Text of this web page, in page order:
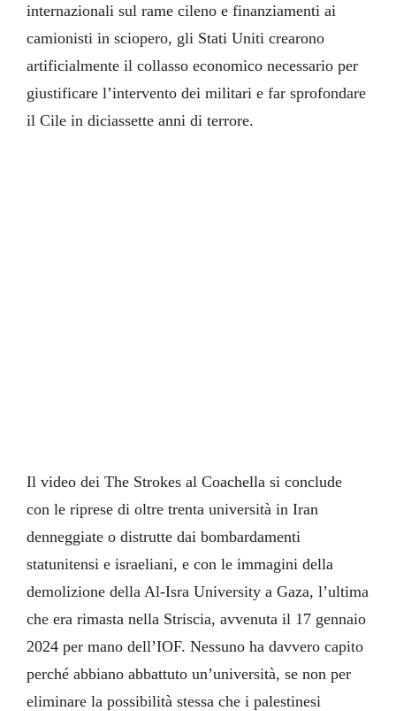
internazionali sul rame cileno e finanziamenti ai
camionisti in sciopero, gli Stati Uniti crearono
artificialmente il collasso economico necessario per
giustificare l’intervento dei militari e far sprofondare
il Cile in diciassette anni di terrore.
Il video dei The Strokes al Coachella si conclude
con le riprese di oltre trenta università in Iran
denneggiate o distrutte dai bombardamenti
statunitensi e israeliani, e con le immagini della
demolizione della Al-Isra University a Gaza, l’ultima
che era rimasta nella Striscia, avvenuta il 17 gennaio
2024 per mano dell’IOF. Nessuno ha davvero capito
perché abbiano abbattuto un’università, se non per
eliminare la possibilità stessa che i palestinesi